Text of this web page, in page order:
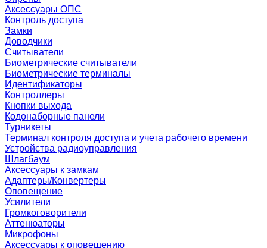
Аксессуары ОПС
Контроль доступа
Замки
Доводчики
Считыватели
Биометрические считыватели
Биометрические терминалы
Идентификаторы
Контроллеры
Кнопки выхода
Кодонаборные панели
Турникеты
Терминал контроля доступа и учета рабочего времени
Устройства радиоуправления
Шлагбаум
Аксессуары к замкам
Адаптеры/Конвертеры
Оповещение
Усилители
Громкоговорители
Аттенюаторы
Микрофоны
Аксессуары к оповещению